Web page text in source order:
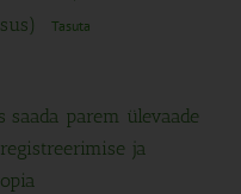
Tasuta
saada parem ülevaade
ja